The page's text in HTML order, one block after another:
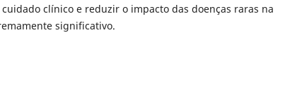
clínico e reduzir o impacto das doenças raras na
significativo.